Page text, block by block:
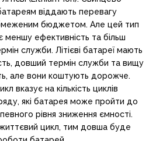
віддають перевагу
бюджетом. Але цей тип
меншу ефективність та більш
служби. Літієві батареї мають
довший термін служби та вищу
але вони коштують дорожче.
вказує на кількість циклів
які батарея може пройти до
рівня зниження ємності.
цикл, тим довша буде